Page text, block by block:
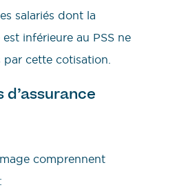
salariés dont la
inférieure au PSS ne
cette cotisation.
comprennent